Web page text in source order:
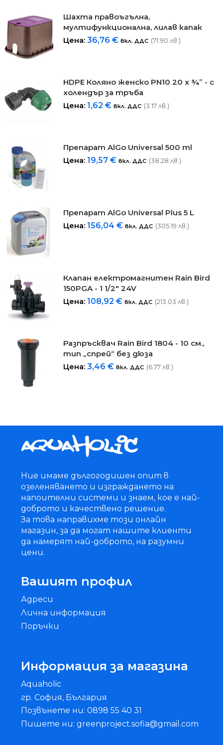
Шахта правоъгълна,
мултифункционална, лилав капак
Цена:36,76€ вкл. ДДС (71.90 лв.)
HDPE Коляно женско PN10 20 x ¾” - с
холендър за тръба
Цена:1,62€ вкл. ДДС (3.17 лв.)
Препарат AlGo Universal 500 ml
Цена:19,57€ вкл. ДДС (38.28 лв.)
Препарат AlGo Universal Plus 5 L
Цена:156,04€ вкл. ДДС (305.19 лв.)
Клапан електромагнитен Rain Bird
150PGA - 1 1/2" 24V
Цена:108,92€ вкл. ДДС (213.03 лв.)
Разпръсквач Rain Bird 1804 - 10 см.,
тип „спрей“ без дюза
Цена:3,46€ вкл. ДДС (6.77 лв.)
Ние имаме дългогодишен опит в
озеленяването и изграждането на
напоителни системи и знаем, кое е най-
доброто и качествено решение.
За това направихме този онлайн
магазин, за да могат нашите клиенти
да намерят най-доброто, на разумни
цени.
Вашият профил
Адреси
Лична информация
Поръчки
Информация за магазина
Aquaholic
гр. София, България
Позвънете ни: 0898 55 40 31
Пишете ни: greenproject.sofia@gmail.com